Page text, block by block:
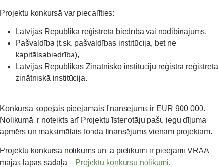
Projektu konkursā var piedalīties:
Latvijas Republikā reģistrēta biedrība vai nodibinājums,
Pašvaldība (t.sk. pašvaldības institūcija, bet ne
kapitālsabiedrība),
Latvijas Republikas Zinātnisko institūciju reģistrā reģistrēta
zinātniskā institūcija.
Konkursā kopējais pieejamais finansējums ir EUR 900 000.
Nolikumā ir noteikts arī Projektu īstenotāju pašu ieguldījuma
apmērs un maksimālais fonda finansējums vienam projektam.
Projektu konkursa nolikums un tā pielikumi ir pieejami VRAA
mājas lapas sadaļā – Projektu konkursu nolikumi.